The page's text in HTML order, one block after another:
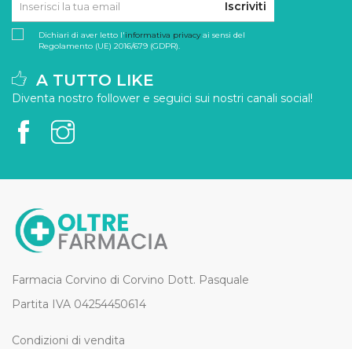
Iscriviti
Dichiari di aver letto l'informativa privacyai sensi del
Regolamento (UE) 2016/679 (GDPR).
A TUTTO LIKE
Diventa nostro follower e seguici sui nostri canali social!
Farmacia Corvino di Corvino Dott. Pasquale
Partita IVA 04254450614
Condizioni di vendita